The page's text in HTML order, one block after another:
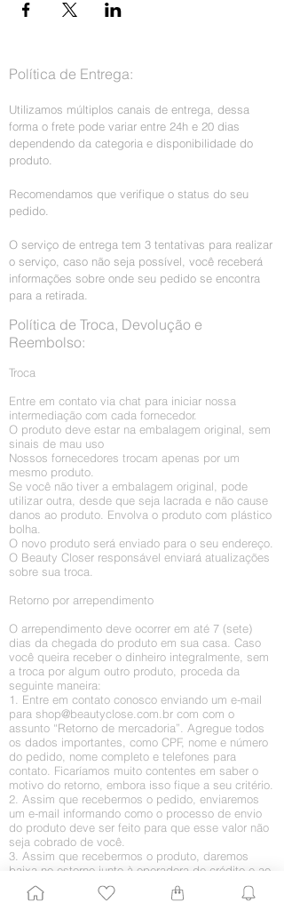
Esta é sua oportunidade de animar as pessoas
registrarem, preencherem o RSVP, ou
reservarem a vaga deles.
Política de Entrega:
Utilizamos múltiplos canais de entrega, dessa
forma o frete pode variar entre 24h e 20 dias
dependendo da categoria e disponibilidade do
produto.
Recomendamos que verifique o status do seu
pedido.
O serviço de entrega tem 3 tentativas para realizar
o serviço, caso não seja possível, você receberá
informações sobre onde seu pedido se encontra
para a retirada.
Política de Troca, Devolução e
Reembolso:
Troca
Entre em contato via chat para iniciar nossa
intermediação com cada fornecedor.
O produto deve estar na embalagem original, sem
sinais de mau uso
Nossos fornecedores trocam apenas por um
mesmo produto.
Se você não tiver a embalagem original, pode
utilizar outra, desde que seja lacrada e não cause
danos ao produto. Envolva o produto com plástico
bolha.
O novo produto será enviado para o seu endereço.
O Beauty Closer responsável enviará atualizações
sobre sua troca.
Retorno por arrependimento
O arrependimento deve ocorrer em até 7 (sete)
dias da chegada do produto em sua casa. Caso
você queira receber o dinheiro integralmente, sem
a troca por algum outro produto, proceda da
seguinte maneira:
1. Entre em contato conosco enviando um e-mail
para shop@beautyclose.com.br com com o
assunto “Retorno de mercadoria”. Agregue todos
os dados importantes, como CPF, nome e número
do pedido, nome completo e telefones para
contato. Ficaríamos muito contentes em saber o
motivo do retorno, embora isso fique a seu critério.
2. Assim que recebermos o pedido, enviaremos
um e-mail informando como o processo de envio
do produto deve ser feito para que esse valor não
seja cobrado de você.
3. Assim que recebermos o produto, daremos
baixa no estorno junto à operadora de crédito e ao
fornecedor. Esse pode não ser um processo
automático, logo o estorno poderá ser creditado